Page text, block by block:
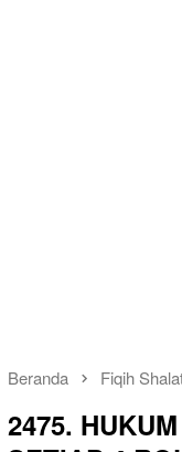
Beranda Fiqih
2475.